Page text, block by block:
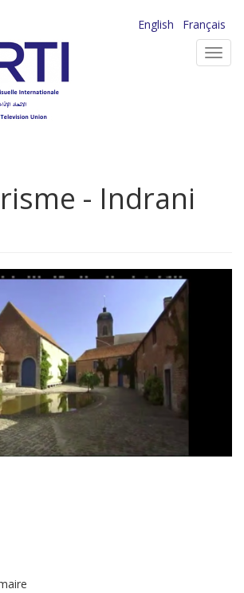
English
Français
- Indrani